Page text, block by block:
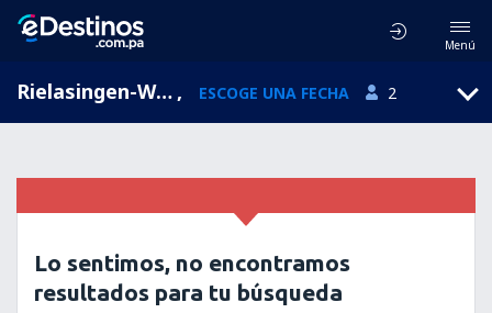
Menú
Rielasingen-Worblingen, Baden-Wurttemberg, Alemania , ESCOGE UNA FECHA 2
Lo sentimos, no encontramos
resultados para tu búsqueda